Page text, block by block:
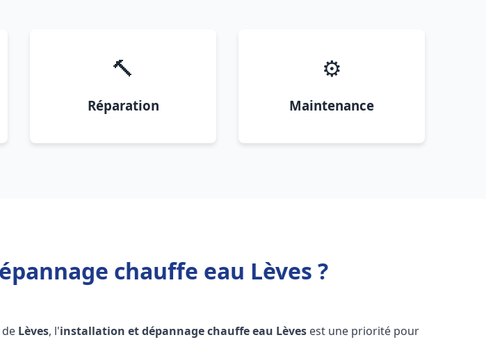
🔨
Réparation
⚙️
Maintenance
chauffe eau Lèves ?
Lèves, l'installation et dépannage chauffe eau Lèves est une priorité pour